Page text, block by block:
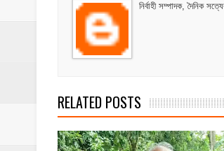
ঝিনাইগাতী ক্ষুদ্র
নির্বাহী সম্পাদক, দৈনিক
RELATED POSTS